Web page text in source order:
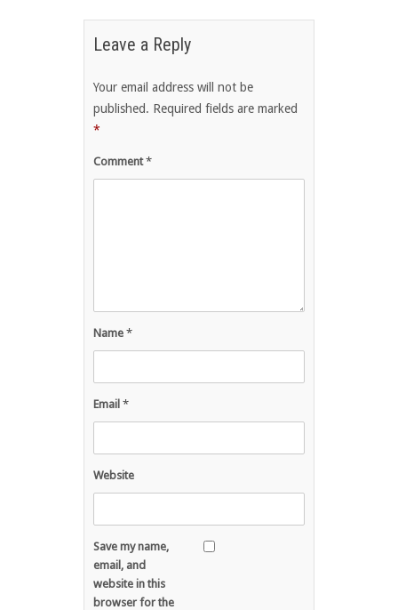
Leave a Reply
Your email address will not be
published. Required fields are marked
*
Comment*
Name *
Email *
Website
Save my name,
email, and
website in this
browser for the